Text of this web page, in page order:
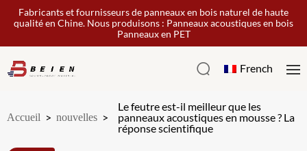
Fabricants et fournisseurs de panneaux en bois naturel de haute
qualité en Chine. Nous produisons : Panneaux acoustiques en bois
Panneaux en PET
French
Accueil > nouvelles >
Le feutre est-il meilleur que les
panneaux acoustiques en mousse ? La
réponse scientifique